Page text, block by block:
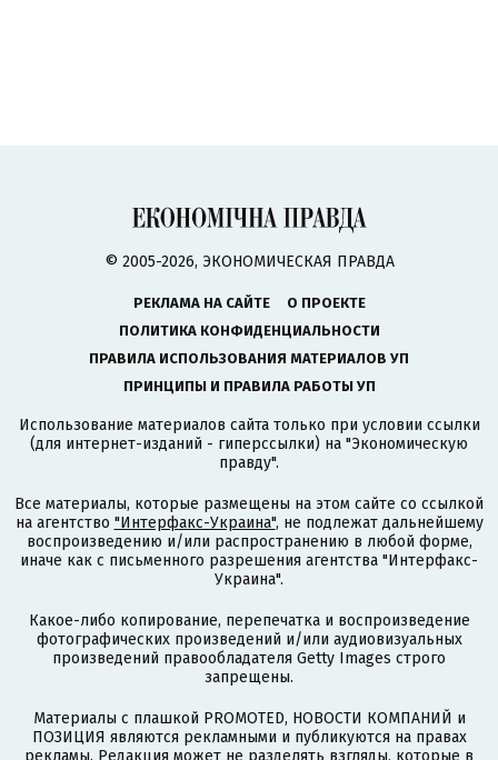
© 2005-2026, ЭКОНОМИЧЕСКАЯ ПРАВДА
РЕКЛАМА НА САЙТЕ
О ПРОЕКТЕ
ПОЛИТИКА КОНФИДЕНЦИАЛЬНОСТИ
ПРАВИЛА ИСПОЛЬЗОВАНИЯ МАТЕРИАЛОВ УП
ПРИНЦИПЫ И ПРАВИЛА РАБОТЫ УП
Использование материалов сайта только при условии ссылки
(для интернет-изданий - гиперссылки) на "Экономическую
правду".
Все материалы, которые размещены на этом сайте со ссылкой
на агентство "Интерфакс-Украина", не подлежат дальнейшему
воспроизведению и/или распространению в любой форме,
иначе как с письменного разрешения агентства "Интерфакс-
Украина".
Какое-либо копирование, перепечатка и воспроизведение
фотографических произведений и/или аудиовизуальных
произведений правообладателя Getty Images строго
запрещены.
Материалы с плашкой PROMOTED, НОВОСТИ КОМПАНИЙ и
ПОЗИЦИЯ являются рекламными и публикуются на правах
рекламы. Редакция может не разделять взгляды, которые в